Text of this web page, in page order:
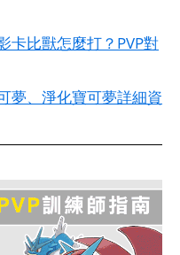
卡比獸怎麼打？PVP對
夢、淨化寶可夢詳細資